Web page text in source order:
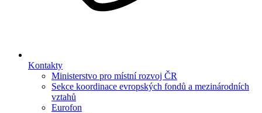
Kontakty
Ministerstvo pro místní rozvoj ČR
Sekce koordinace evropských fondů a mezinárodních
vztahů
Eurofon